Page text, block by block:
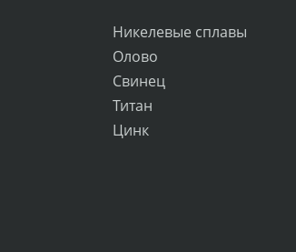
Никелевые сплавы
Олово
Свинец
Титан
Цинк